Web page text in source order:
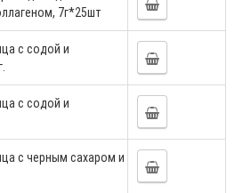
7г*25шт
с содой и
с содой и
с черным сахаром и